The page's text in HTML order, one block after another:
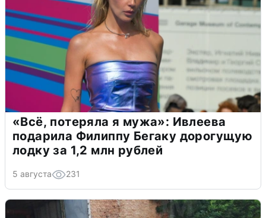
«Всё, потеряла я мужа»: Ивлеева
подарила Филиппу Бегаку дорогущую
лодку за 1,2 млн рублей
5 августа 231